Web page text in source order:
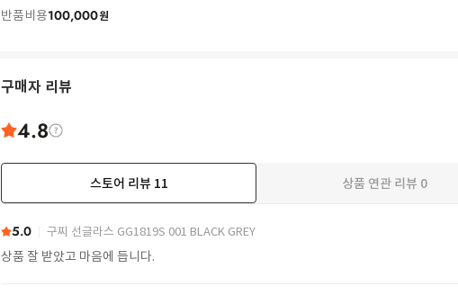
반품비용100,000원
구매자 리뷰
4.8
스토어 리뷰 11 상품 연관 리뷰 0
5.0 구찌 선글라스 GG1819S 001 BLACK GREY
상품 잘 받았고 마음에 듭니다.